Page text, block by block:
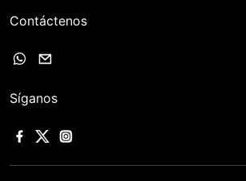
Contáctenos
Síganos